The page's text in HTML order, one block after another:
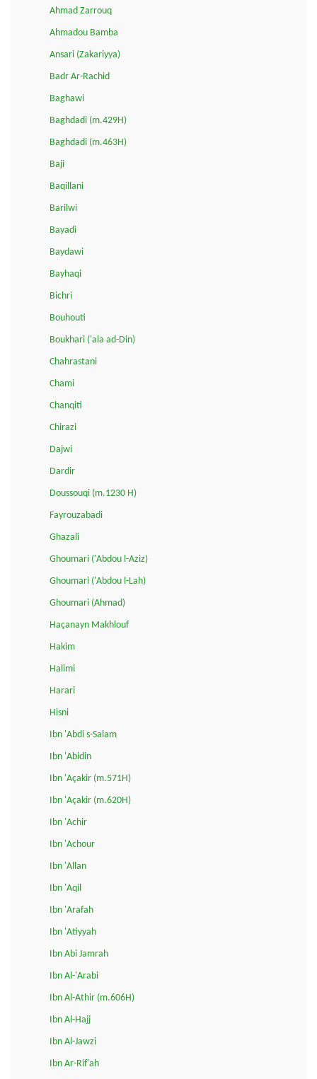
Ahmad Zarrouq
Ahmadou Bamba
Ansari (Zakariyya)
Badr Ar-Rachid
Baghawi
Baghdadi (m.429H)
Baghdadi (m.463H)
Baji
Baqillani
Barilwi
Bayadi
Baydawi
Bayhaqi
Bichri
Bouhouti
Boukhari ('ala ad-Din)
Chahrastani
Chami
Chanqiti
Chirazi
Dajwi
Dardir
Doussouqi (m.1230 H)
Fayrouzabadi
Ghazali
Ghoumari ('Abdou l-Aziz)
Ghoumari ('Abdou l-Lah)
Ghoumari (Ahmad)
Haçanayn Makhlouf
Hakim
Halimi
Harari
Hisni
Ibn 'Abdi s-Salam
Ibn 'Abidin
Ibn 'Açakir (m.571H)
Ibn 'Açakir (m.620H)
Ibn 'Achir
Ibn 'Achour
Ibn 'Allan
Ibn 'Aqil
Ibn 'Arafah
Ibn 'Atiyyah
Ibn Abi Jamrah
Ibn Al-'Arabi
Ibn Al-Athir (m.606H)
Ibn Al-Hajj
Ibn Al-Jawzi
Ibn Ar-Rif'ah